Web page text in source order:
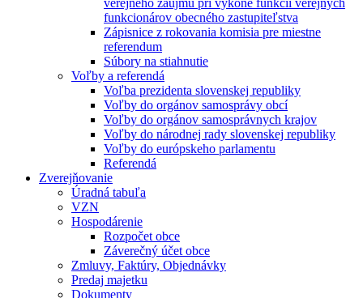
verejného záujmu pri výkone funkcií verejných
funkcionárov obecného zastupiteľstva
Zápisnice z rokovania komisia pre miestne
referendum
Súbory na stiahnutie
Voľby a referendá
Voľba prezidenta slovenskej republiky
Voľby do orgánov samosprávy obcí
Voľby do orgánov samosprávnych krajov
Voľby do národnej rady slovenskej republiky
Voľby do európskeho parlamentu
Referendá
Zverejňovanie
Úradná tabuľa
VZN
Hospodárenie
Rozpočet obce
Záverečný účet obce
Zmluvy, Faktúry, Objednávky
Predaj majetku
Dokumenty